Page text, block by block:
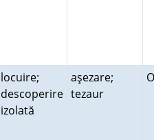
locuire;
descoperire
izolată
aşezare;
tezaur